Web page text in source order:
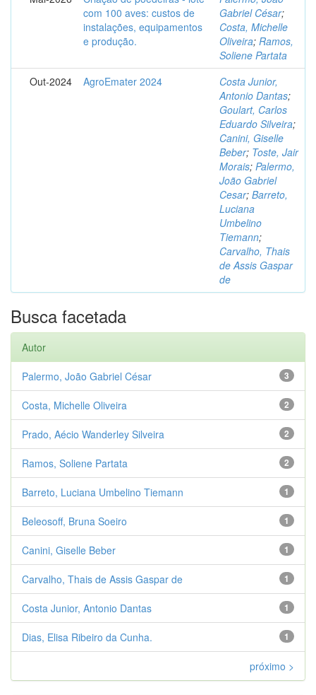
com 100 aves: custos de
instalações, equipamentos
e produção.
Gabriel César;
Costa, Michelle
Oliveira; Ramos,
Soliene Partata
Out-2024
AgroEmater 2024
Costa Junior,
Antonio Dantas;
Goulart, Carlos
Eduardo Silveira;
Canini, Giselle
Beber; Toste, Jair
Morais; Palermo,
João Gabriel
Cesar; Barreto,
Luciana
Umbelino
Tiemann;
Carvalho, Thais
de Assis Gaspar
de
Busca facetada
Autor
3
Palermo, João Gabriel César
2
Costa, Michelle Oliveira
2
Prado, Aécio Wanderley Silveira
2
Ramos, Soliene Partata
1
Barreto, Luciana Umbelino Tiemann
1
Beleosoff, Bruna Soeiro
1
Canini, Giselle Beber
1
Carvalho, Thais de Assis Gaspar de
1
Costa Junior, Antonio Dantas
1
Dias, Elisa Ribeiro da Cunha.
próximo >